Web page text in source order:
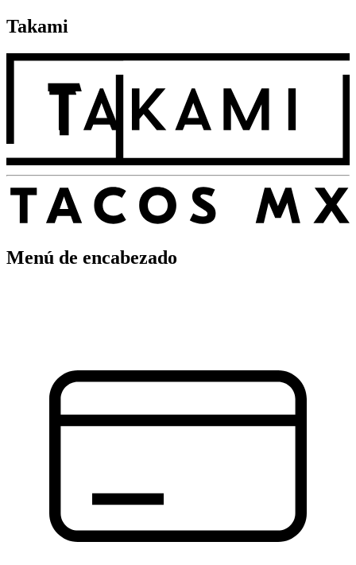
Takami
Menú de encabezado